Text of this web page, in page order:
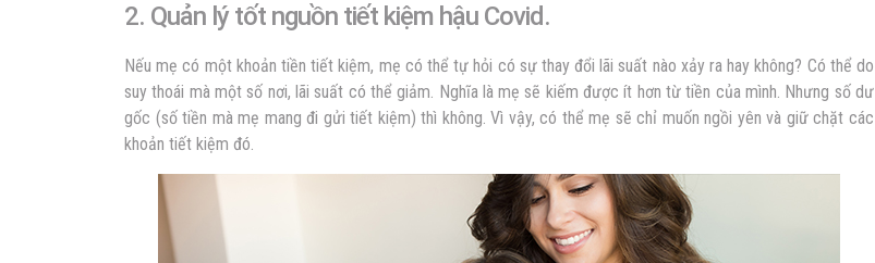
2. Quản lý tốt nguồn tiết kiệm hậu Covid.
Nếu mẹ có một khoản tiền tiết kiệm, mẹ có thể tự hỏi có sự thay đổi lãi suất nào xảy ra hay không? Có thể do
suy thoái mà một số nơi, lãi suất có thể giảm. Nghĩa là mẹ sẽ kiếm được ít hơn từ tiền của mình. Nhưng số dư
gốc (số tiền mà mẹ mang đi gửi tiết kiệm) thì không. Vì vậy, có thể mẹ sẽ chỉ muốn ngồi yên và giữ chặt các
khoản tiết kiệm đó.